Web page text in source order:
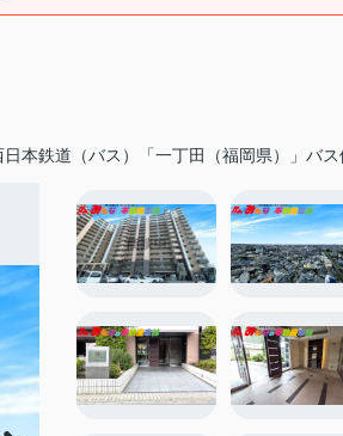
日本鉄道（バス）「一丁田（福岡県）」バス